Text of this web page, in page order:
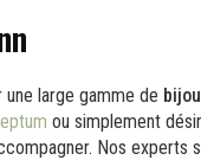
large gamme de
ou simplement
Nos experts